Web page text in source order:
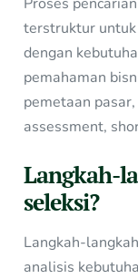
terstruktur untuk
dengan
pemahaman
pemetaan
assessment,
Langkah-
seleksi?
Langkah-
analisis